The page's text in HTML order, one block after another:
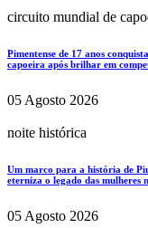
circuito mundial de
Pimentense de 17 anos
capoeira após brilhar em
05 Agosto 2026
noite histórica
Um marco para a história de
eterniza o legado das mulheres
05 Agosto 2026